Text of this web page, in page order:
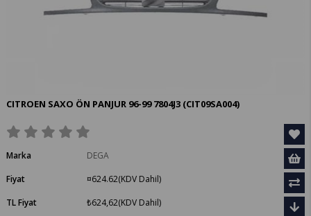
CITROEN SAXO ÖN PANJUR 96-99 7804J3 (CIT09SA004)
Marka
DEGA
Fiyat
¤624.62(KDV Dahil)
TL Fiyat
₺624,62(KDV Dahil)